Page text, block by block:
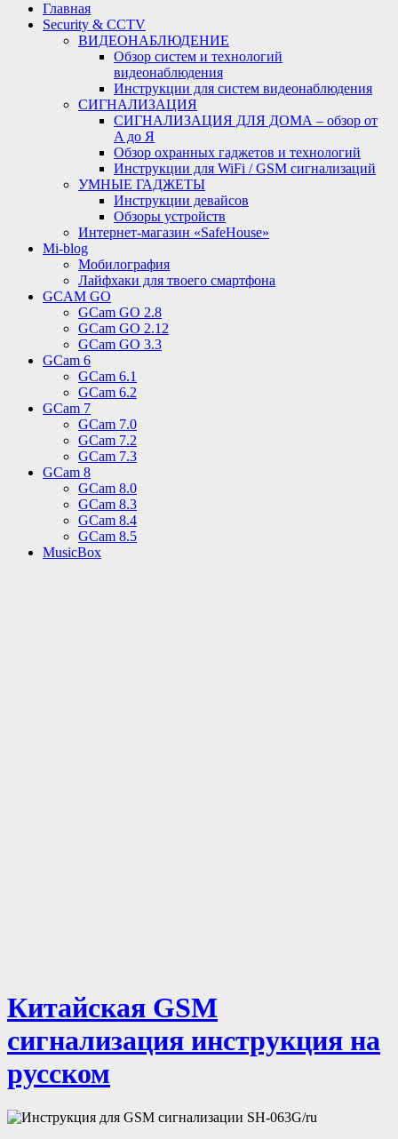
Главная
Security & CCTV
ВИДЕОНАБЛЮДЕНИЕ
Обзор систем и технологий
видеонаблюдения
Инструкции для систем видеонаблюдения
СИГНАЛИЗАЦИЯ
СИГНАЛИЗАЦИЯ ДЛЯ ДОМА – обзор от
A до Я
Обзор охранных гаджетов и технологий
Инструкции для WiFi / GSM сигнализаций
УМНЫЕ ГАДЖЕТЫ
Инструкции девайсов
Обзоры устройств
Интернет-магазин «SafeHouse»
Mi-blog
Мобилография
Лайфхаки для твоего смартфона
GCAM GO
GCam GO 2.8
GCam GO 2.12
GCam GO 3.3
GCam 6
GCam 6.1
GCam 6.2
GCam 7
GCam 7.0
GCam 7.2
GCam 7.3
GCam 8
GCam 8.0
GCam 8.3
GCam 8.4
GCam 8.5
MusicBox
Китайская GSM
сигнализация инструкция на
русском